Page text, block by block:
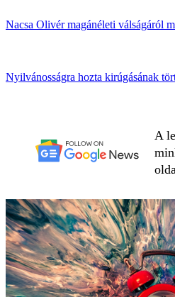
Nacsa Olivér magánéleti válságáról
Nyilvánosságra hozta kirúgásának
A